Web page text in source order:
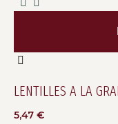
LENTILLES A LA
5,47 €